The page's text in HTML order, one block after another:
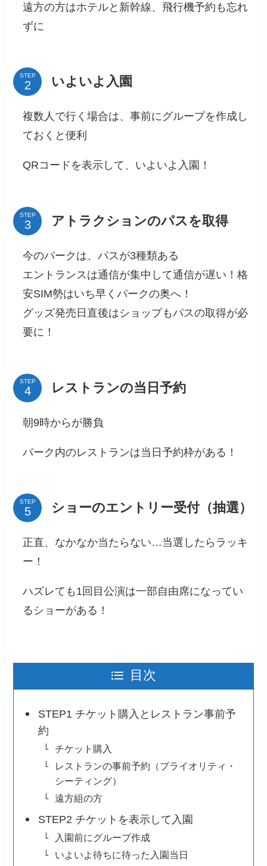
遠方の方はホテルと新幹線、飛行機予約も忘れ
ずに
STEP いよいよ入園
複数人で行く場合は、事前にグループを作成し
ておくと便利
QRコードを表示して、いよいよ入園！
STEP アトラクションのパスを取得
今のパークは、パスが3種類ある
エントランスは通信が集中して通信が遅い！格
安SIM勢はいち早くパークの奥へ！
グッズ発売日直後はショップもパスの取得が必
要に！
STEP レストランの当日予約
朝9時からが勝負
パーク内のレストランは当日予約枠がある！
STEP ショーのエントリー受付（抽選）
正直、なかなか当たらない…当選したらラッキ
ー！
ハズレても1回目公演は一部自由席になってい
るショーがある！
目次
STEP1 チケット購入とレストラン事前予
約
チケット購入
レストランの事前予約（プライオリティ・
シーティング）
遠方組の方
STEP2 チケットを表示して入園
入園前にグループ作成
いよいよ待ちに待った入園当日